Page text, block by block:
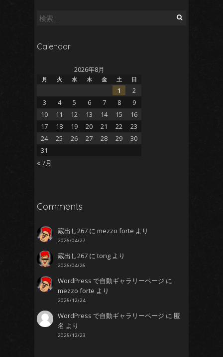
検
Calendar
2026年8月
月 火 水 木 金 土 日
1
2
3
4 5 6 7 8
9
10
11 12 13 14 15
16
17
18 19 20 21 22
23
24
25 26 27 28 29
30
31
« 7月
Comments
蔵出し267 にmezzo forte より
2026/04/27
蔵出し267 にtong より
2026/04/26
WordPress で自動ギャラリーページ に
mezzo forte より
2025/12/24
WordPress で自動ギャラリーページ に匿
名 より
2025/12/23